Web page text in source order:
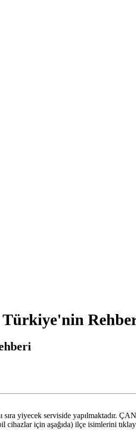
yiyecek serviside yapılmaktadır.
için aşağıda) ilçe isimlerini